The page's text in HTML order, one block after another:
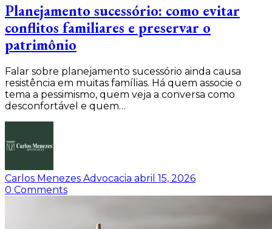
Planejamento sucessório: como evitar
conflitos familiares e preservar o
patrimônio
Falar sobre planejamento sucessório ainda causa
resistência em muitas famílias. Há quem associe o
tema a pessimismo, quem veja a conversa como
desconfortável e quem…
Carlos Menezes Advocacia abril 15, 2026
0 Comments